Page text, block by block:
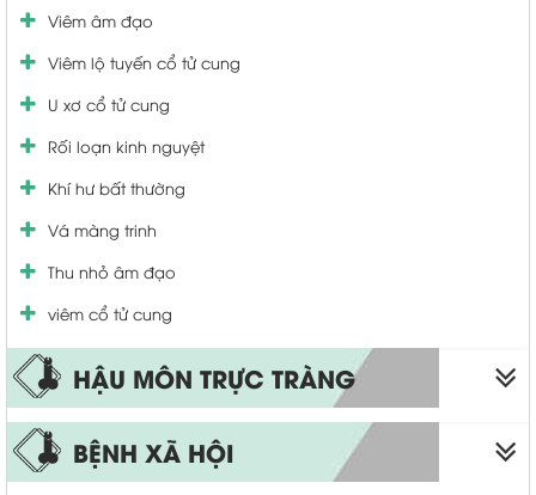
Viêm niệu đạo
Viêm bàng quang
Bệnh tuyến tiền liệt
Yếu sinh lý
Tiểu nhiều tiểu buốt
Viêm âm đạo
Viêm lộ tuyến cổ tử cung
U xơ cổ tử cung
Rối loạn kinh nguyệt
Khí hư bất thường
Vá màng trinh
Thu nhỏ âm đạo
viêm cổ tử cung
HẬU MÔN TRỰC TRÀNG
Bệnh trĩ
Trĩ nội
BỆNH XÃ HỘI